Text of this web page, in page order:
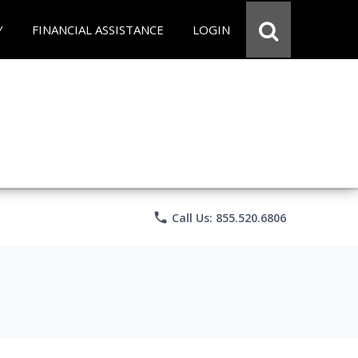
FINANCIAL ASSISTANCE LOGIN
phone Call Us: 855.520.6806